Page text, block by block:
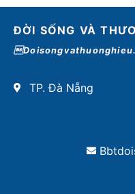
ĐỜI SỐNG VÀ
TP. Đà Nẵng